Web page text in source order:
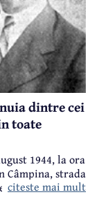
dintre cei
toate
1944, la ora
Câmpina, strada
Alecsandri).
citeste mai mult